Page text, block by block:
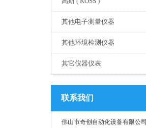
其他电子测量仪器
其他环境检测仪器
其它仪器仪表
联系我们
佛山市奇创自动化设备有限公司